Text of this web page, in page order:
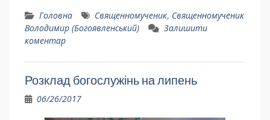
Головна Священномученик, Священномученик
Володимир (Богоявленський)
Залишити
коментар
Розклад богослужінь на липень
06/26/2017